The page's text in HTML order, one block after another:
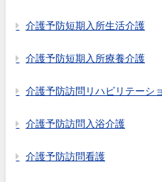
介護予防短期入所生活介護
介護予防短期入所療養介護
介護予防訪問リハビリテーシ
介護予防訪問入浴介護
介護予防訪問看護